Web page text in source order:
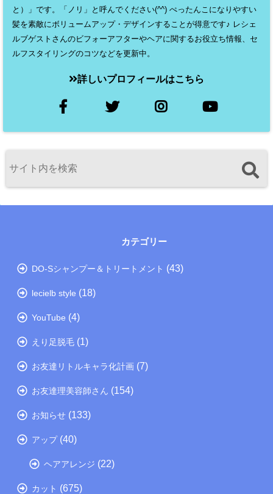
と）」です。「ノリ」と呼んでください(^^) ぺったんこになりやすい
髪を素敵にボリュームアップ・デザインすることが得意です♪ レシェ
ルブゲストさんのビフォーアフターやヘアに関するお役立ち情報、セ
ルフスタイリングのコツなどを更新中。
詳しいプロフィールはこちら
カテゴリー
DO-Sシャンプー＆トリートメント (43)
lecielb style (18)
YouTube (4)
えり足脱毛 (1)
お友達リトルキャラ化計画 (7)
お友達理美容師さん (154)
お知らせ (133)
アップ(40)
ヘアアレンジ (22)
カット (675)